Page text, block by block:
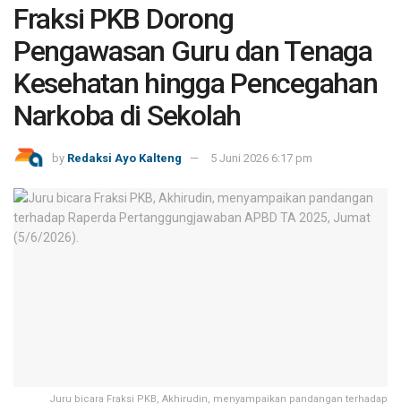
Fraksi PKB Dorong
Pengawasan Guru dan Tenaga
Kesehatan hingga Pencegahan
Narkoba di Sekolah
by Redaksi Ayo Kalteng 5 Juni 2026 6:17 pm
Juru bicara Fraksi PKB, Akhirudin, menyampaikan pandangan terhadap